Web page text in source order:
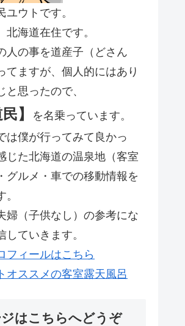
ユウトです。
北海道在住です。
人の事を道産子（どさん
てますが、個人的にはあり
と思ったので、
】
を名乗っています。
は僕が行ってみて良かっ
じた北海道の温泉地（客室
グルメ・車での移動情報を
婦（子供なし）の参考にな
していきます。
フィールはこちら
オススメの客室露天風呂
はこちらへどうぞ